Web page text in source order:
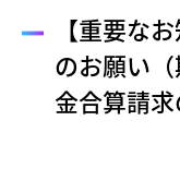
【重要な
のお願い
金合算請